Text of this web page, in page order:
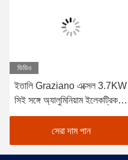
ভিডিও
ইতালি Graziano এক্সেল 3.7KW
সিই সঙ্গে অ্যালুমিনিয়াম ইলেকট্রিক
খাদ্য কার্ট
সেরা দাম পান